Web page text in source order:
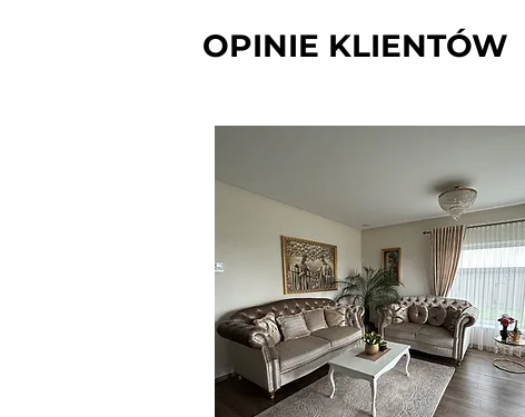
OPINIE KLIENTÓW